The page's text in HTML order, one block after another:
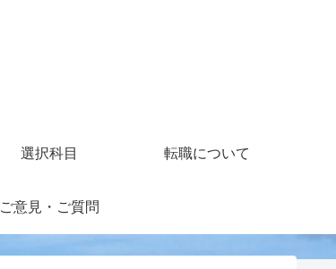
選択科目 転職について
ご意見・ご質問